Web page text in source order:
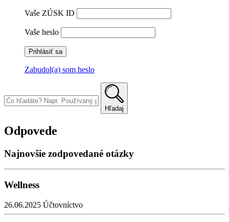
Vaše ZÚSK ID
Vaše heslo
Zabudol(a) som heslo
to
content
Hľadaj
Odpovede
Najnovšie zodpovedané otázky
Wellness
26.06.2025 Účtovníctvo